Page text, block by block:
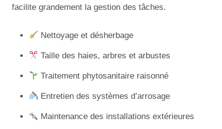
facilite grandement la gestion des tâches.
Nettoyage et désherbage
Taille des haies, arbres et arbustes
Traitement phytosanitaire raisonné
Entretien des systèmes d’arrosage
Maintenance des installations extérieures